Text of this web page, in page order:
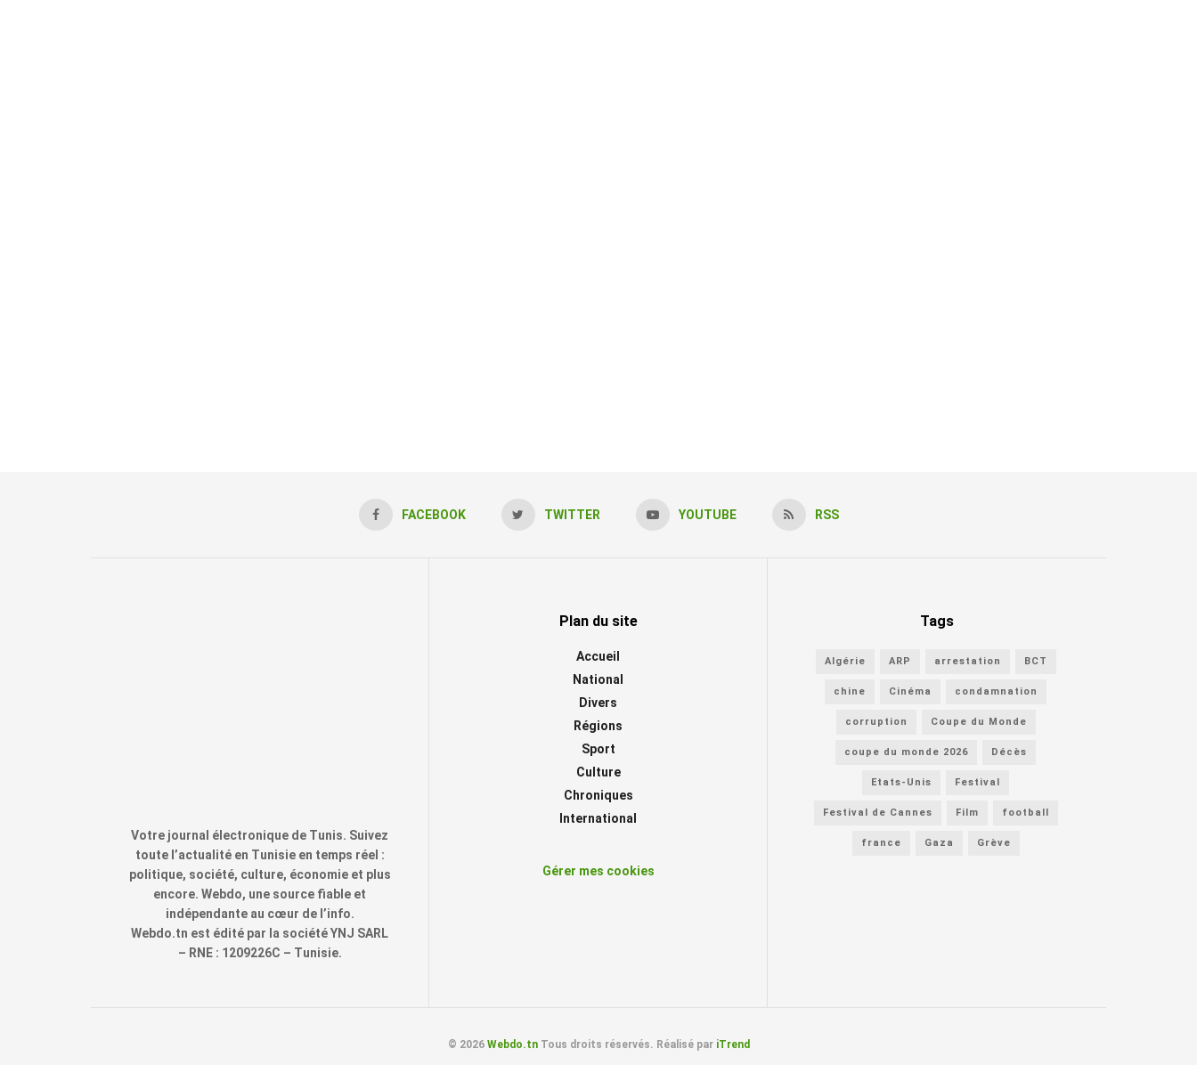
FACEBOOK TWITTER YOUTUBE RSS
Votre journal électronique de Tunis. Suivez
toute l’actualité en Tunisie en temps réel :
politique, société, culture, économie et plus
encore. Webdo, une source fiable et
indépendante au cœur de l’info.
Webdo.tn est édité par la société YNJ SARL
– RNE : 1209226C – Tunisie.
Plan du site
Accueil
National
Divers
Régions
Sport
Culture
Chroniques
International
Gérer mes cookies
Tags
Algérie ARP arrestation BCT
chine Cinéma condamnation
corruption Coupe du Monde
coupe du monde 2026 Décès
Etats-Unis Festival
Festival de Cannes Film football
france Gaza Grève
© 2026 Webdo.tnTous droits réservés. Réalisé par iTrend